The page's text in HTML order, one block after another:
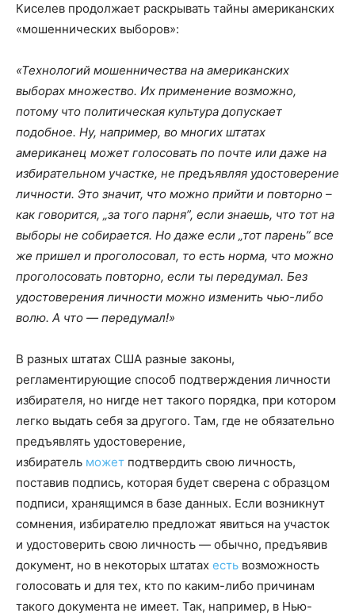
Киселев продолжает раскрывать тайны американских
«мошеннических выборов»:
«Технологий мошенничества на американских
выборах множество. Их применение возможно,
потому что политическая культура допускает
подобное. Ну, например, во многих штатах
американец может голосовать по почте или даже на
избирательном участке, не предъявляя удостоверение
личности. Это значит, что можно прийти и повторно –
как говорится, „за того парня”, если знаешь, что тот на
выборы не собирается. Но даже если „тот парень” все
же пришел и проголосовал, то есть норма, что можно
проголосовать повторно, если ты передумал. Без
удостоверения личности можно изменить чью-либо
волю. А что — передумал!»
В разных штатах США разные законы,
регламентирующие способ подтверждения личности
избирателя, но нигде нет такого порядка, при котором
легко выдать себя за другого. Там, где не обязательно
предъявлять удостоверение,
избиратель может подтвердить свою личность,
поставив подпись, которая будет сверена с образцом
подписи, хранящимся в базе данных. Если возникнут
сомнения, избирателю предложат явиться на участок
и удостоверить свою личность — обычно, предъявив
документ, но в некоторых штатах есть возможность
голосовать и для тех, кто по каким-либо причинам
такого документа не имеет. Так, например, в Нью-